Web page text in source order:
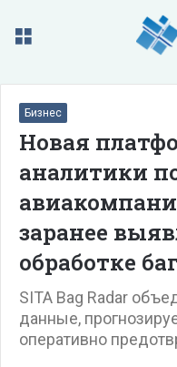
Меню
Бизнес
Новая
аналитики
заранее
обработке
SITA Bag Radar
данные,
оперативно